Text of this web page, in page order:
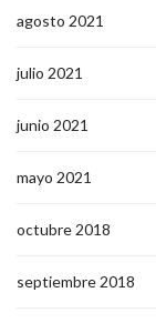
agosto 2021
julio 2021
junio 2021
mayo 2021
octubre 2018
septiembre 2018